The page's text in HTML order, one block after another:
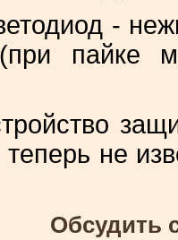
-
(при
не
Обсудить